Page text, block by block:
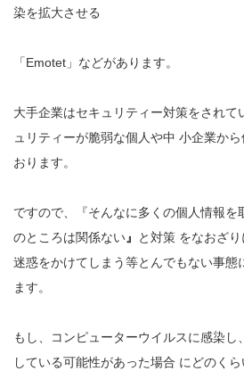
染を拡大させる
「Emotet」などがあります。
大手企業はセキュリティー対策をされて
ュリティーが脆弱な個人や中 小企業か
おります。
ですので、『そんなに多くの個人情報を
のところは関係ない』
と対策 をなおざ
迷惑をかけてしまう等とんでもない事態
ます。
もし、コンピューターウイルスに感染し
している可能性があった場合 にどのく